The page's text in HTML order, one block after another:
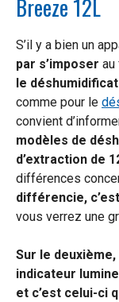
Breeze 12L
S’il y a bien un
par s’imposer au
le
comme pour le
convient
modèles de
d’extraction de
différences
différencie,
vous verrez une
Sur le
indicateur
et c’est celui-ci